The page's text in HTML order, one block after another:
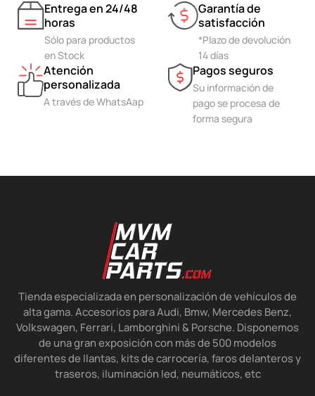
Entrega en 24/48
horas
Sólo para productos
en Stock
Garantía de
satisfacción
*Plazo de devolución
14 días
Atención
personalizada
A través de WhatsAap
Pagos seguros
Su información de
pago se procesa de
forma segura
Tienda especializada en personalización de vehículos de
alta gama. Accesorios para Audi, Bmw, Mercedes Benz,
Volkswagen, Ferrari, Lamborghini & Porsche. Disponemos
de una gran exposición con más de 500 modelos
diferentes de llantas, kits de carrocería, faros delanteros y
traseros, iluminación led, neumáticos, etc